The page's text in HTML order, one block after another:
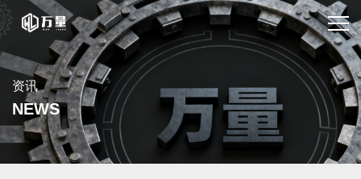
资讯
NEWS